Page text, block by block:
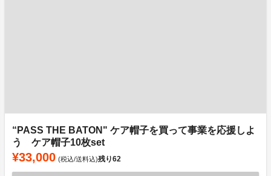
“PASS THE BATON" ケア帽子を買って事業を応援しよ
う ケア帽子10枚set
¥33,000 (税込/送料込)残り62